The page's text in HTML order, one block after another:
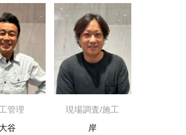
管理
大谷
現場調査/施工
岸